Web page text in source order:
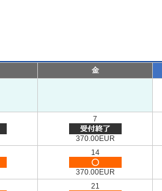
金
7
370.00EUR
14
370.00EUR
21